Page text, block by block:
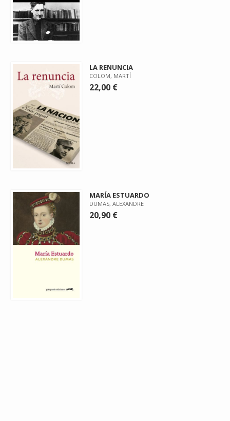
LA RENUNCIA
COLOM, MARTÍ
22,00 €
MARÍA ESTUARDO
DUMAS, ALEXANDRE
20,90 €